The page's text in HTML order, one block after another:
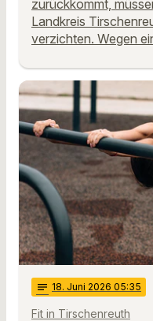
zurückkommt,
Landkreis
verzichten. Wegen
notes 18. Juni 2026 05:35
Fit in Tirschenreuth